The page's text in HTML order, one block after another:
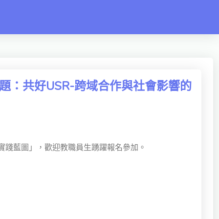
：共好USR-跨域合作與社會影響的
藍圖」，歡迎教職員生踴躍報名參加。